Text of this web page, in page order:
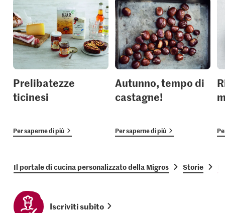
Prelibatezze
ticinesi
Per saperne di più
Autunno, tempo di
castagne!
Per saperne di più
Il portale di cucina personalizzato della Migros Storie
Iscriviti subito